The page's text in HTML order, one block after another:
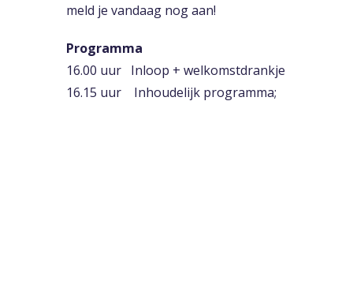
meld je vandaag nog aan!
Programma
16.00 uur Inloop + welkomstdrankje
16.15 uur Inhoudelijk programma;